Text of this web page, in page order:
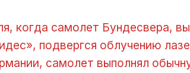
когда самолет Бундесвера,
подвергся облучению
самолет выполнял